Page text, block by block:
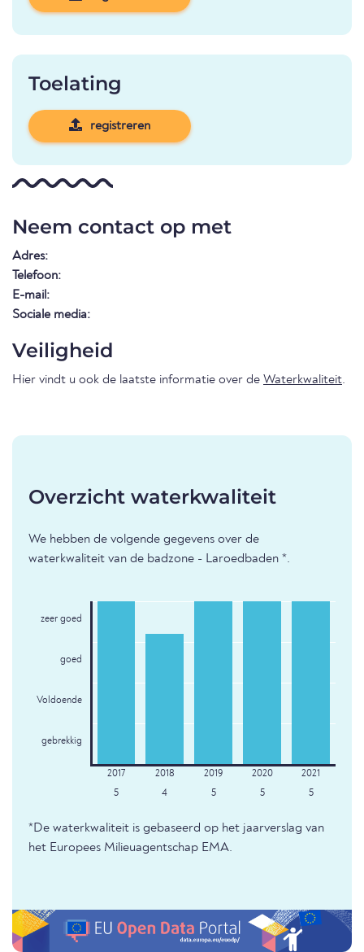
Toelating
registreren
Neem contact op met
Adres:
Telefoon:
E-mail:
Sociale media:
Veiligheid
Hier vindt u ook de laatste informatie over de Waterkwaliteit.
Overzicht waterkwaliteit
We hebben de volgende gegevens over de
waterkwaliteit van de badzone - Laroedbaden *.
zeer goed
goed
Voldoende
gebrekkig
5 4 5 5 5
*De waterkwaliteit is gebaseerd op het jaarverslag van
het Europees Milieuagentschap EMA.